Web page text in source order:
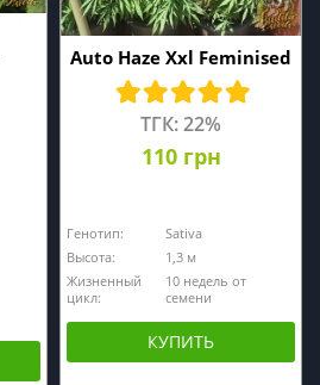
Auto Haze Xxl Feminised
ТГК: 22%
110 грн
Генотип:
Sativa
Высота:
1,3 м
Жизненный
цикл:
10 недель от
семени
КУПИТЬ